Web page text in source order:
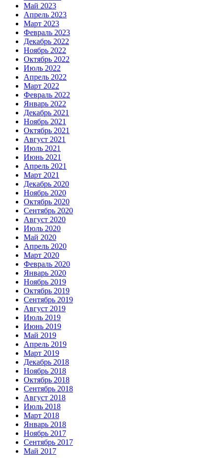
Май 2023
Апрель 2023
Март 2023
Февраль 2023
Декабрь 2022
Ноябрь 2022
Октябрь 2022
Июль 2022
Апрель 2022
Март 2022
Февраль 2022
Январь 2022
Декабрь 2021
Ноябрь 2021
Октябрь 2021
Август 2021
Июль 2021
Июнь 2021
Апрель 2021
Март 2021
Декабрь 2020
Ноябрь 2020
Октябрь 2020
Сентябрь 2020
Август 2020
Июль 2020
Май 2020
Апрель 2020
Март 2020
Февраль 2020
Январь 2020
Ноябрь 2019
Октябрь 2019
Сентябрь 2019
Август 2019
Июль 2019
Июнь 2019
Май 2019
Апрель 2019
Март 2019
Декабрь 2018
Ноябрь 2018
Октябрь 2018
Сентябрь 2018
Август 2018
Июль 2018
Март 2018
Январь 2018
Ноябрь 2017
Сентябрь 2017
Май 2017